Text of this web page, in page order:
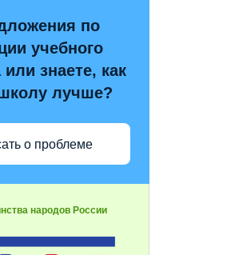
по
учебного
или знаете, как
лучше?
о проблеме
народов России